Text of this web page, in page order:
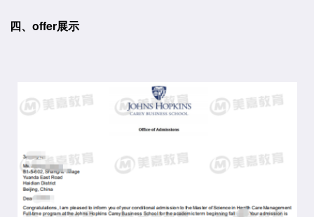
四、offer展示